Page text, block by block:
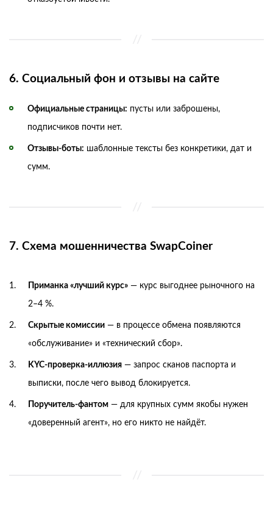
6. Социальный фон и отзывы на сайте
Официальные страницы: пусты или заброшены,
подписчиков почти нет.
Отзывы-боты: шаблонные тексты без конкретики, дат и
сумм.
7. Схема мошенничества SwapCoiner
Приманка «лучший курс» — курс выгоднее рыночного на
2–4 %.
Скрытые комиссии — в процессе обмена появляются
«обслуживание» и «технический сбор».
KYC-проверка-иллюзия — запрос сканов паспорта и
выписки, после чего вывод блокируется.
Поручитель-фантом — для крупных сумм якобы нужен
«доверенный агент», но его никто не найдёт.